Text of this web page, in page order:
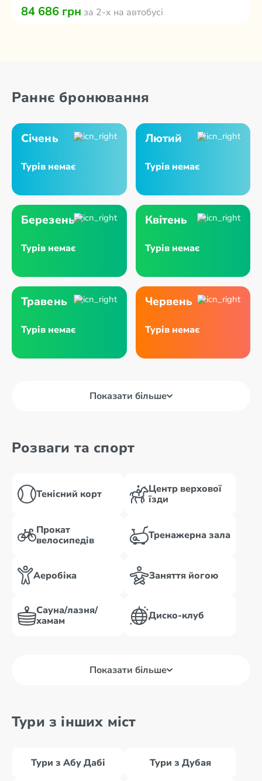
84 686 грн за 2-х на автобусі
Раннє бронювання
Січень
Турів немає
Лютий
Турів немає
Березень
Турів немає
Квітень
Турів немає
Травень
Турів немає
Червень
Турів немає
Показати більше
Розваги та спорт
Тенісний корт
Центр верхової
їзди
Прокат
велосипедів
Тренажерна зала
Аеробіка Заняття йогою
Сауна/лазня/
хамам
Диско-клуб
Показати більше
Тури з інших міст
Тури з Абу Дабі Тури з Дубая